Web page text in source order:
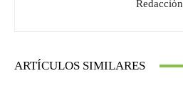
Redacción
ARTÍCULOS SIMILARES